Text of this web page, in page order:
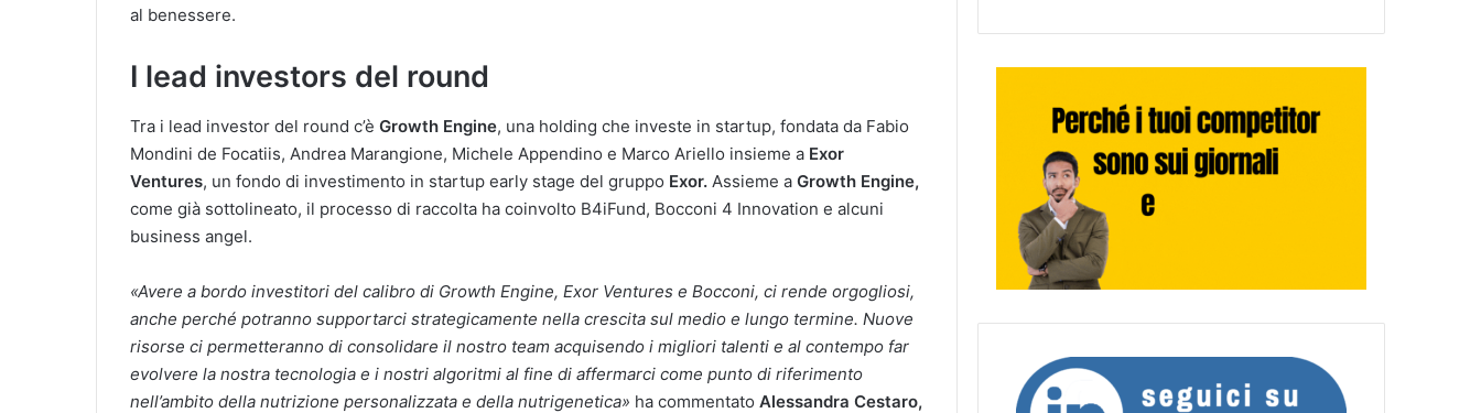
al benessere.
I lead investors del round
Tra i lead investor del round c’è Growth Engine, una holding che investe in startup, fondata da Fabio
Mondini de Focatiis, Andrea Marangione, Michele Appendino e Marco Ariello insieme a Exor
Ventures, un fondo di investimento in startup early stage del gruppo Exor. Assieme a Growth Engine,
come già sottolineato, il processo di raccolta ha coinvolto B4iFund, Bocconi 4 Innovation e alcuni
business angel.
«Avere a bordo investitori del calibro di Growth Engine, Exor Ventures e Bocconi, ci rende orgogliosi,
anche perché potranno supportarci strategicamente nella crescita sul medio e lungo termine. Nuove
risorse ci permetteranno di consolidare il nostro team acquisendo i migliori talenti e al contempo far
evolvere la nostra tecnologia e i nostri algoritmi al fine di affermarci come punto di riferimento
nell’ambito della nutrizione personalizzata e della nutrigenetica» ha commentato Alessandra Cestaro,